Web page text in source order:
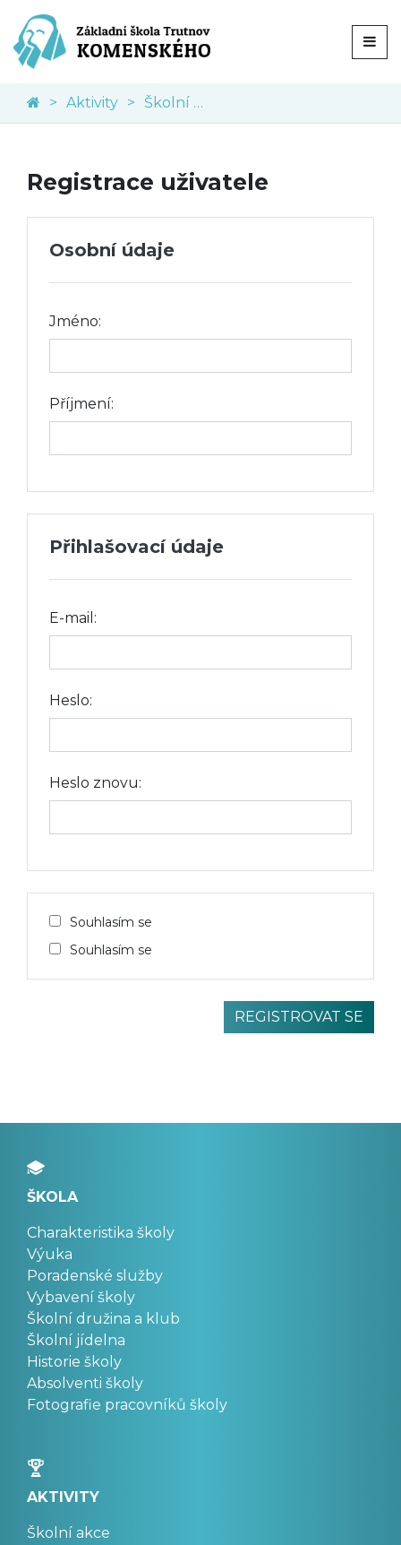
Aktivity Školní knihovna
Registrace uživatele
Osobní údaje
Jméno:
Příjmení:
Přihlašovací údaje
E-mail:
Heslo:
Heslo znovu:
Souhlasím se
Souhlasím se
ŠKOLA
Charakteristika školy
Výuka
Poradenské služby
Vybavení školy
Školní družina a klub
Školní jídelna
Historie školy
Absolventi školy
Fotografie pracovníků školy
AKTIVITY
Školní akce